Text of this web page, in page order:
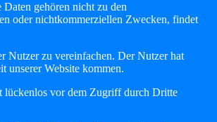
gehören nicht zu den
oder nichtkommerziellen Zwecken, findet
Nutzer zu vereinfachen. Der Nutzer hat
unserer Website kommen.
lückenlos vor dem Zugriff durch Dritte